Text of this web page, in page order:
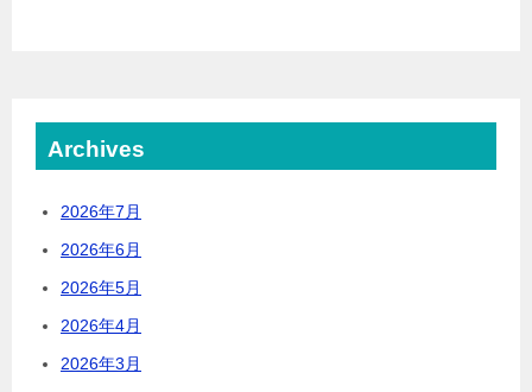
Archives
2026年7月
2026年6月
2026年5月
2026年4月
2026年3月